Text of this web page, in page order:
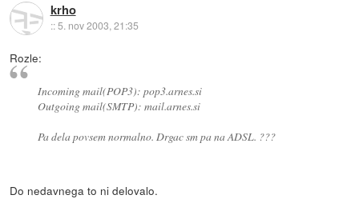
krho
::5. nov 2003, 21:35
Rozle:
Incoming mail(POP3): pop3.arnes.si
Outgoing mail(SMTP): mail.arnes.si
Pa dela povsem normalno. Drgac sm pa na ADSL. ???
Do nedavnega to ni delovalo.